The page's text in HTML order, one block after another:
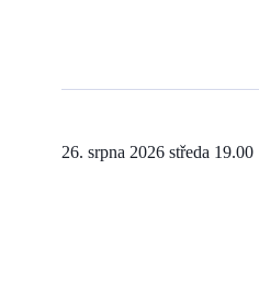
26. srpna 2026 středa 19.00